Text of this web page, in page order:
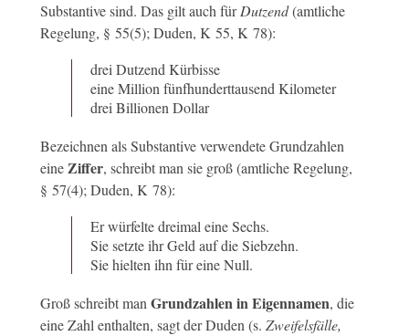
Substantive sind. Das gilt auch fürDutzend(amtliche
Regelung, § 55(5); Duden, K 55, K 78):
drei Dutzend Kürbisse
eine Million fünfhunderttausend Kilometer
drei Billionen Dollar
Bezeichnen als Substantive verwendete Grundzahlen
eineZiffer, schreibt man sie groß (amtliche Regelung,
§ 57(4); Duden, K 78):
Er würfelte dreimal eine Sechs.
Sie setzte ihr Geld auf die Siebzehn.
Sie hielten ihn für eine Null.
Groß schreibt man Grundzahlen in Eigennamen, die
eine Zahl enthalten, sagt der Duden (s. Zweifelsfälle,